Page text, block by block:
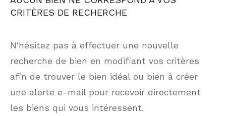
CRITÈRES DE RECHERCHE
N'hésitez pas à effectuer une nouvelle
recherche de bien en modifiant vos critères
afin de trouver le bien idéal ou bien à créer
une alerte e-mail pour recevoir directement
les biens qui vous intéressent.